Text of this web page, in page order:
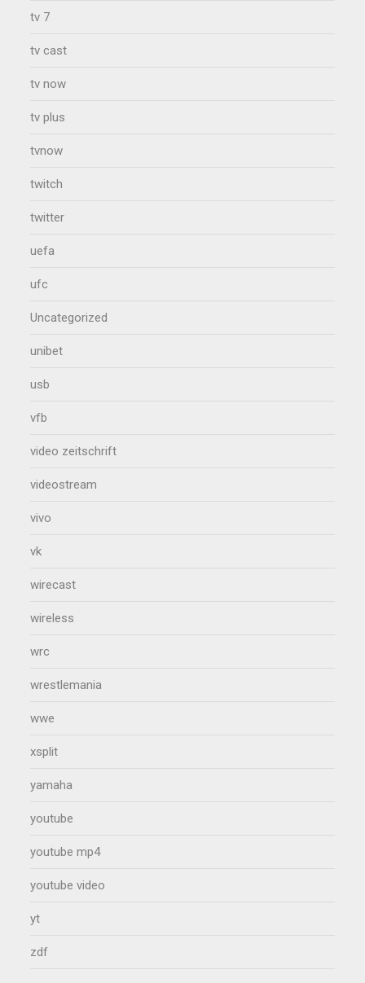
tv 7
tv cast
tv now
tv plus
tvnow
twitch
twitter
uefa
ufc
Uncategorized
unibet
usb
vfb
video zeitschrift
videostream
vivo
vk
wirecast
wireless
wrc
wrestlemania
wwe
xsplit
yamaha
youtube
youtube mp4
youtube video
yt
zdf